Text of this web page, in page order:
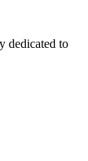
dedicated to